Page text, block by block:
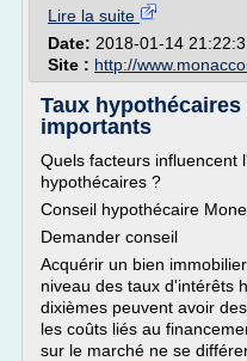
Lire la suite
Date: 2018-01-14
Site : http://
Taux
importants
Quels facteurs influencent
hypothécaires ?
Conseil hypothécaire
Demander conseil
Acquérir un bien
niveau des taux d'intérêts
dixièmes peuvent avoir
les coûts liés au
sur le marché ne se